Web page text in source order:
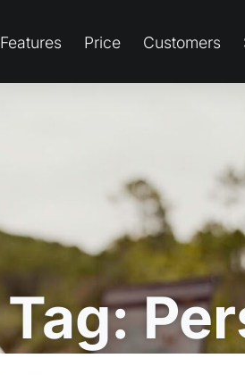
Features Price Customers
Tag: